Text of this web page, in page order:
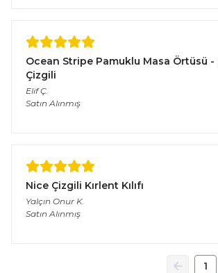
Ocean Stripe Pamuklu Masa Örtüsü -
Çizgili
Elif Ç.
Satın Alınmış
Nice Çizgili Kırlent Kılıfı
Yalçın Onur K.
Satın Alınmış
1